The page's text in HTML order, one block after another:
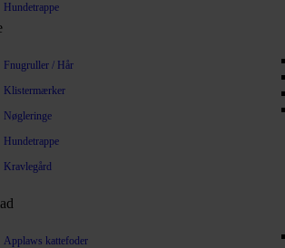
Hundetrappe
Fnugruller / Hår
Klistermærker
Nøgleringe
Hundetrappe
Kravlegård
Applaws kattefoder